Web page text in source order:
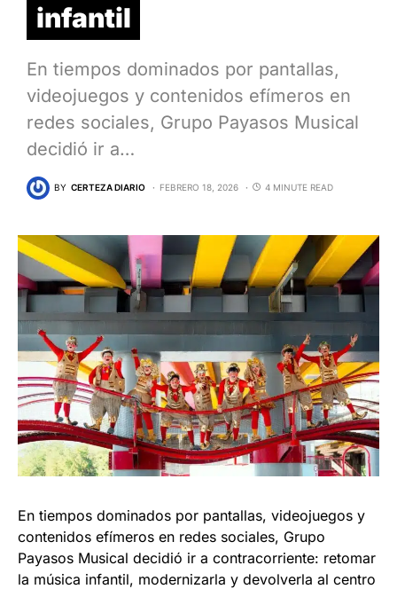
infantil
En tiempos dominados por pantallas,
videojuegos y contenidos efímeros en
redes sociales, Grupo Payasos Musical
decidió ir a…
BY CERTEZA DIARIO FEBRERO 18, 2026 4 MINUTE READ
En tiempos dominados por pantallas, videojuegos y
contenidos efímeros en redes sociales, Grupo
Payasos Musical decidió ir a contracorriente: retomar
la música infantil, modernizarla y devolverla al centro